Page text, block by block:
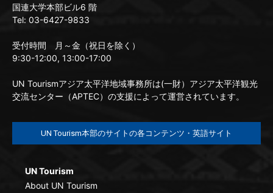
国連大学本部ビル6 階
Tel: 03-6427-9833
受付時間 月～金（祝日を除く）
9:30-12:00, 13:00-17:00
UN Tourismアジア太平洋地域事務所は(一財）アジア太平洋観光
交流センター（APTEC）の支援によって運営されています。
UN Tourism本部のサイトの各コンテンツ・英語サイト
UN Tourism
About UN Tourism